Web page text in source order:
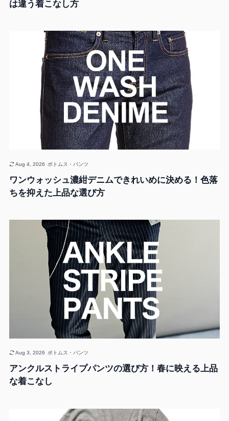
は違う着こなし方
ワンウォッシュ濃紺デニムできれいめに決める！色落
ちを抑えた上品な選び方
Aug 4, 2026 ボトムス・パンツ
アンクルストライプパンツの選び方！春に映える上品
な着こなし
Aug 3, 2026 ボトムス・パンツ